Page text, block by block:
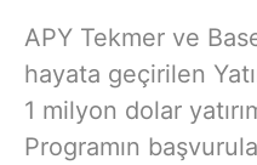
APY Tekmer ve
hayata geçirilen
1 milyon dolar
Programın